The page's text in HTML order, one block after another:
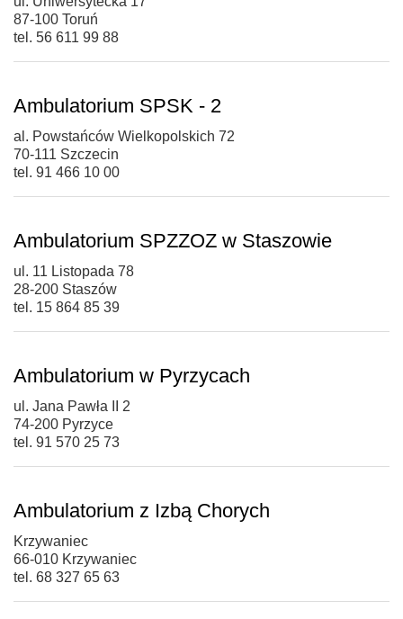
87-100 Toruń
tel. 56 611 99 88
Ambulatorium SPSK - 2
al. Powstańców Wielkopolskich 72
70-111 Szczecin
tel. 91 466 10 00
Ambulatorium SPZZOZ w Staszowie
ul. 11 Listopada 78
28-200 Staszów
tel. 15 864 85 39
Ambulatorium w Pyrzycach
ul. Jana Pawła II 2
74-200 Pyrzyce
tel. 91 570 25 73
Ambulatorium z Izbą Chorych
Krzywaniec
66-010 Krzywaniec
tel. 68 327 65 63